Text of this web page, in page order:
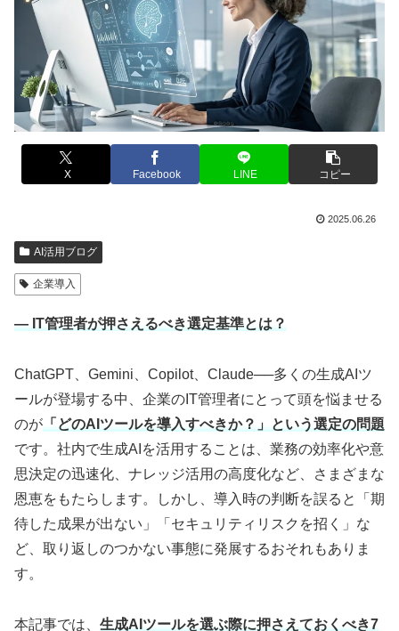
X Facebook LINE コピー
2025.06.26
AI活用ブログ
企業導入
― IT管理者が押さえるべき選定基準とは？
ChatGPT、Gemini、Copilot、Claude──多くの生成AIツ
ールが登場する中、企業のIT管理者にとって頭を悩ませる
のが 「どのAIツールを導入すべきか？」という選定の問題
です。社内で生成AIを活用することは、業務の効率化や意
思決定の迅速化、ナレッジ活用の高度化など、さまざまな
恩恵をもたらします。しかし、導入時の判断を誤ると「期
待した成果が出ない」「セキュリティリスクを招く」な
ど、取り返しのつかない事態に発展するおそれもありま
す。
本記事では、 生成AIツールを選ぶ際に押さえておくべき7